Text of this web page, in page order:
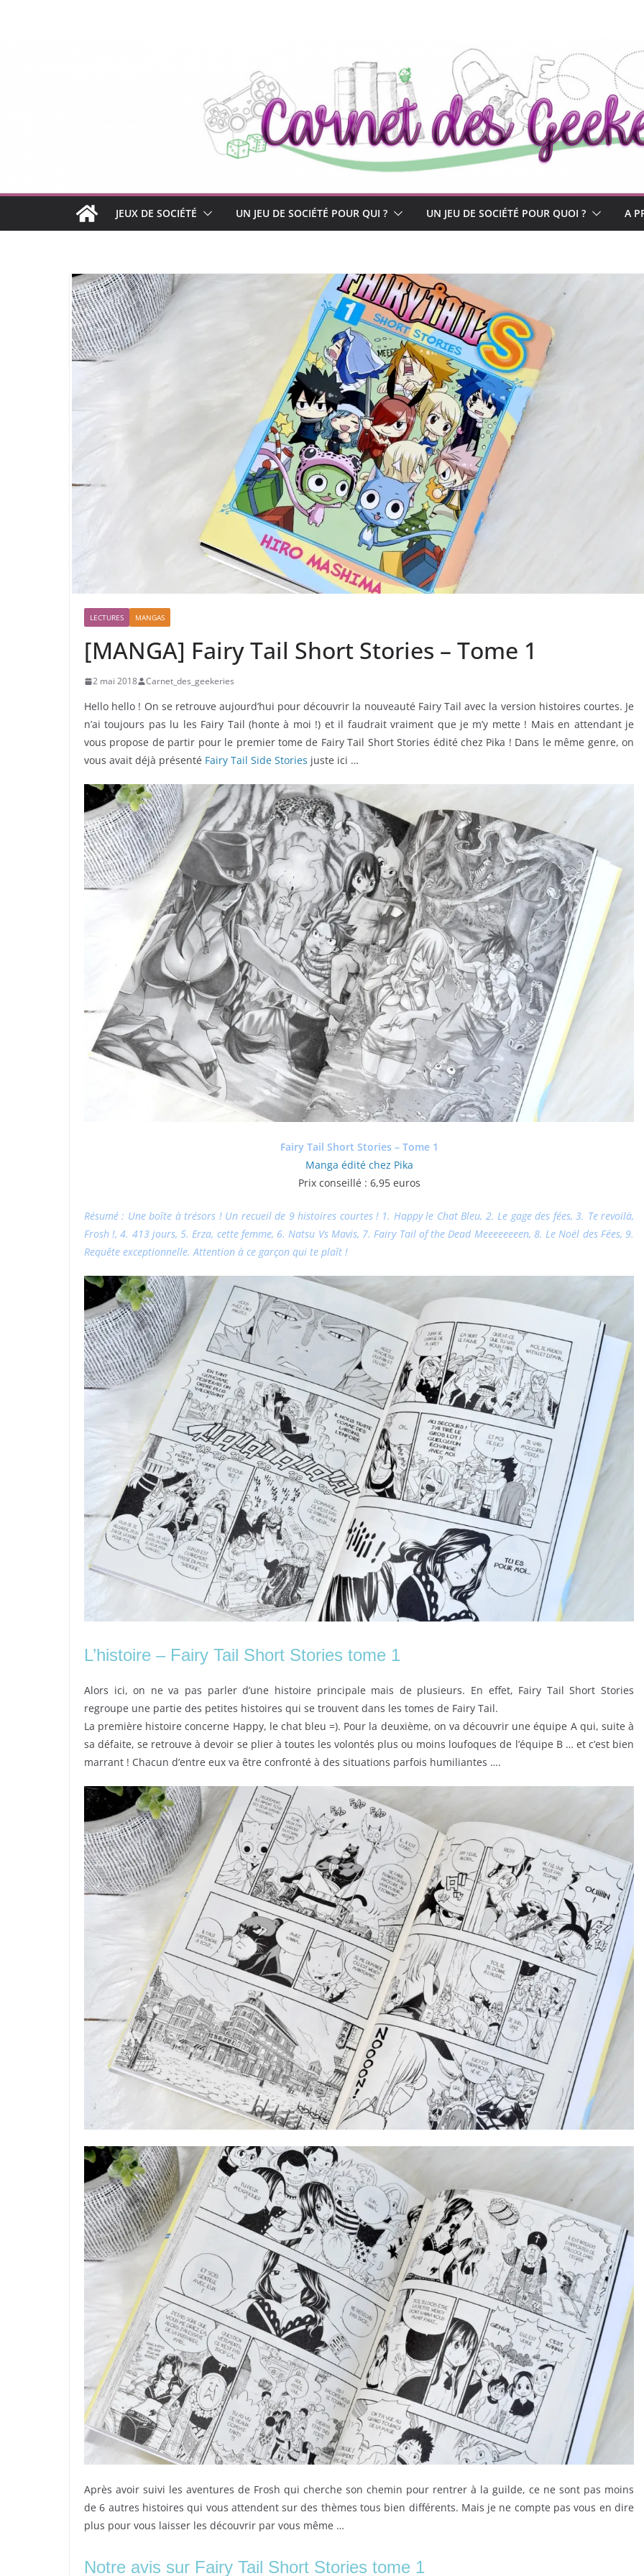
JEUX DE SOCIÉTÉ UN JEU DE SOCIÉTÉ POUR QUI ? UN JEU DE SOCIÉTÉ POUR QUOI ? A
LECTURES MANGAS
[MANGA] Fairy Tail Short Stories – Tome 1
2 mai 2018 Carnet_des_geekeries
Hello hello ! On se retrouve aujourd’hui pour découvrir la nouveauté Fairy Tail avec la version histoires courtes. Je
n’ai toujours pas lu les Fairy Tail (honte à moi !) et il faudrait vraiment que je m’y mette ! Mais en attendant je
vous propose de partir pour le premier tome de Fairy Tail Short Stories édité chez Pika ! Dans le même genre, on
vous avait déjà présenté Fairy Tail Side Stories juste ici …
Fairy Tail Short Stories – Tome 1
Manga édité chez Pika
Prix conseillé : 6,95 euros
Résumé : Une boîte à trésors ! Un recueil de 9 histoires courtes ! 1. Happy le Chat Bleu, 2. Le gage des fées, 3. Te revoilà,
Frosh !, 4. 413 jours, 5. Erza, cette femme, 6. Natsu Vs Mavis, 7. Fairy Tail of the Dead Meeeeeeeen, 8. Le Noël des Fées, 9.
Requête exceptionnelle. Attention à ce garçon qui te plaît !
L’histoire – Fairy Tail Short Stories tome 1
Alors ici, on ne va pas parler d’une histoire principale mais de plusieurs. En effet, Fairy Tail Short Stories
regroupe une partie des petites histoires qui se trouvent dans les tomes de Fairy Tail.
La première histoire concerne Happy, le chat bleu =). Pour la deuxième, on va découvrir une équipe A qui, suite à
sa défaite, se retrouve à devoir se plier à toutes les volontés plus ou moins loufoques de l’équipe B … et c’est bien
marrant ! Chacun d’entre eux va être confronté à des situations parfois humiliantes ….
Après avoir suivi les aventures de Frosh qui cherche son chemin pour rentrer à la guilde, ce ne sont pas moins
de 6 autres histoires qui vous attendent sur des thèmes tous bien différents. Mais je ne compte pas vous en dire
plus pour vous laisser les découvrir par vous même …
Notre avis sur Fairy Tail Short Stories tome 1